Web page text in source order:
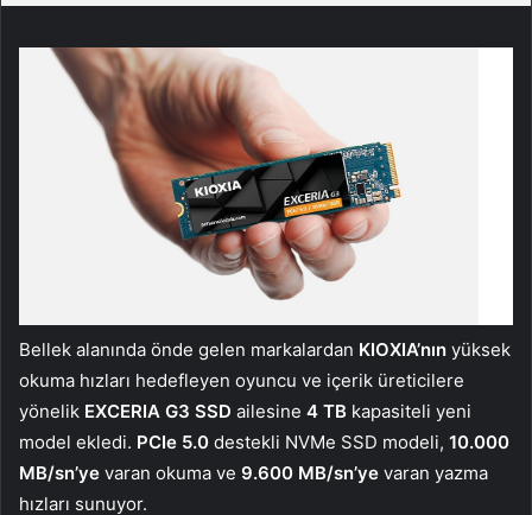
Bellek alanında önde gelen markalardan KIOXIA’nın yüksek
okuma hızları hedefleyen oyuncu ve içerik üreticilere
yönelik EXCERIA G3 SSD ailesine 4 TB kapasiteli yeni
model ekledi. PCIe 5.0 destekli NVMe SSD modeli, 10.000
MB/sn’ye varan okuma ve 9.600 MB/sn’ye varan yazma
hızları sunuyor.